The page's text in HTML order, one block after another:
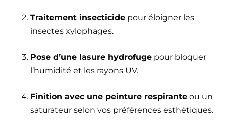
Traitement insecticide pour éloigner les
insectes xylophages.
Pose d’une lasure hydrofuge pour bloquer
l’humidité et les rayons UV.
Finition avec une peinture respirante ou un
saturateur selon vos préférences esthétiques.